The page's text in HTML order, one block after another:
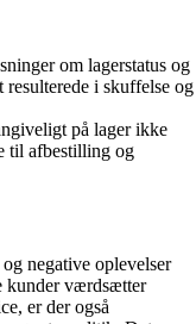
om lagerstatus og
i skuffelse og
på lager ikke
til afbestilling og
negative oplevelser
kunder værdsætter
er der også